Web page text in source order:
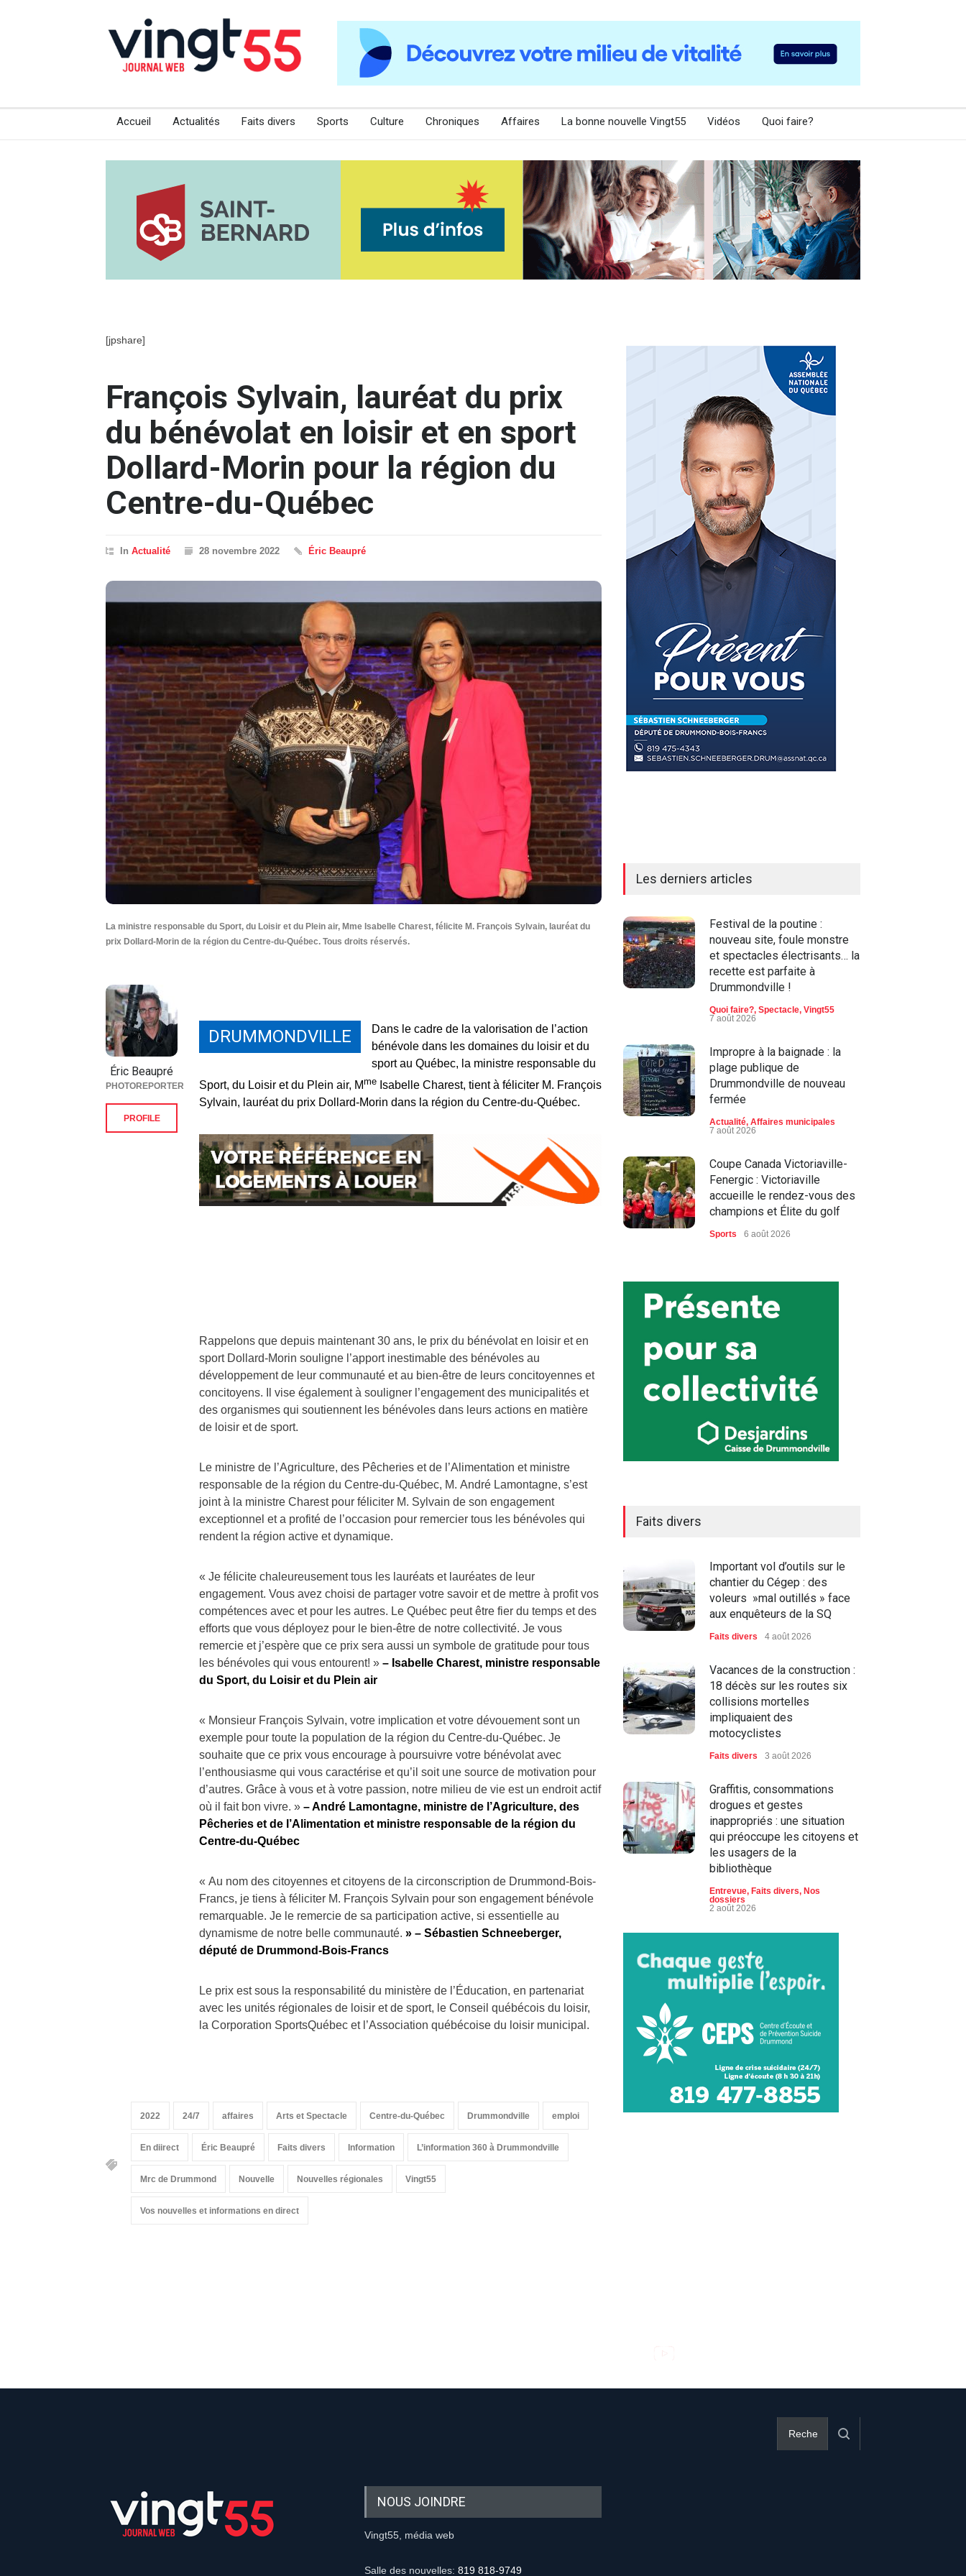
Accueil Actualités Faits divers Sports Culture Chroniques Affaires La bonne nouvelle Vingt55 Vidéos Quoi faire?
[jpshare]
François Sylvain, lauréat du prix
du bénévolat en loisir et en sport
Dollard-Morin pour la région du
Centre-du-Québec
In Actualité 28 novembre 2022 Éric Beaupré
La ministre responsable du Sport, du Loisir et du Plein air, Mme Isabelle Charest, félicite M. François Sylvain, lauréat du
prix Dollard-Morin de la région du Centre-du-Québec. Tous droits réservés.
DRUMMONDVILLE
Dans le cadre de la valorisation de l’action
bénévole dans les domaines du loisir et du
sport au Québec, la ministre responsable du
Sport, du Loisir et du Plein air, Mme Isabelle Charest, tient à féliciter M. François
Sylvain, lauréat du prix Dollard-Morin dans la région du Centre-du-Québec.
Rappelons que depuis maintenant 30 ans, le prix du bénévolat en loisir et en
sport Dollard-Morin souligne l’apport inestimable des bénévoles au
développement de leur communauté et au bien-être de leurs concitoyennes et
concitoyens. Il vise également à souligner l’engagement des municipalités et
des organismes qui soutiennent les bénévoles dans leurs actions en matière
de loisir et de sport.
Le ministre de l’Agriculture, des Pêcheries et de l’Alimentation et ministre
responsable de la région du Centre-du-Québec, M. André Lamontagne, s’est
joint à la ministre Charest pour féliciter M. Sylvain de son engagement
exceptionnel et a profité de l’occasion pour remercier tous les bénévoles qui
rendent la région active et dynamique.
« Je félicite chaleureusement tous les lauréats et lauréates de leur
engagement. Vous avez choisi de partager votre savoir et de mettre à profit vos
compétences avec et pour les autres. Le Québec peut être fier du temps et des
efforts que vous déployez pour le bien-être de notre collectivité. Je vous
remercie et j’espère que ce prix sera aussi un symbole de gratitude pour tous
les bénévoles qui vous entourent! » – Isabelle Charest, ministre responsable
du Sport, du Loisir et du Plein air
« Monsieur François Sylvain, votre implication et votre dévouement sont un
exemple pour toute la population de la région du Centre-du-Québec. Je
souhaite que ce prix vous encourage à poursuivre votre bénévolat avec
l’enthousiasme qui vous caractérise et qu’il soit une source de motivation pour
d’autres. Grâce à vous et à votre passion, notre milieu de vie est un endroit actif
où il fait bon vivre. » – André Lamontagne, ministre de l’Agriculture, des
Pêcheries et de l’Alimentation et ministre responsable de la région du
Centre-du-Québec
« Au nom des citoyennes et citoyens de la circonscription de Drummond-Bois-
Francs, je tiens à féliciter M. François Sylvain pour son engagement bénévole
remarquable. Je le remercie de sa participation active, si essentielle au
dynamisme de notre belle communauté. » – Sébastien Schneeberger,
député de Drummond-Bois-Francs
Le prix est sous la responsabilité du ministère de l’Éducation, en partenariat
avec les unités régionales de loisir et de sport, le Conseil québécois du loisir,
la Corporation SportsQuébec et l’Association québécoise du loisir municipal.
Éric Beaupré
PHOTOREPORTER
PROFILE
2022 24/7 affaires Arts et Spectacle Centre-du-Québec Drummondville emploi
En diirect Éric Beaupré Faits divers Information L’information 360 à Drummondville
Mrc de Drummond Nouvelle Nouvelles régionales Vingt55
Vos nouvelles et informations en direct
Les derniers articles
Festival de la poutine :
nouveau site, foule monstre
et spectacles électrisants… la
recette est parfaite à
Drummondville !
Quoi faire?, Spectacle, Vingt55
7 août 2026
Impropre à la baignade : la
plage publique de
Drummondville de nouveau
fermée
Actualité, Affaires municipales
7 août 2026
Coupe Canada Victoriaville-
Fenergic : Victoriaville
accueille le rendez-vous des
champions et Élite du golf
Sports 6 août 2026
Faits divers
Important vol d’outils sur le
chantier du Cégep : des
voleurs »mal outillés » face
aux enquêteurs de la SQ
Faits divers 4 août 2026
Vacances de la construction :
18 décès sur les routes six
collisions mortelles
impliquaient des
motocyclistes
Faits divers 3 août 2026
Graffitis, consommations
drogues et gestes
inappropriés : une situation
qui préoccupe les citoyens et
les usagers de la
bibliothèque
Entrevue, Faits divers, Nos
dossiers
2 août 2026
NOUS JOINDRE
Vingt55, média web
Salle des nouvelles: 819 818-9749